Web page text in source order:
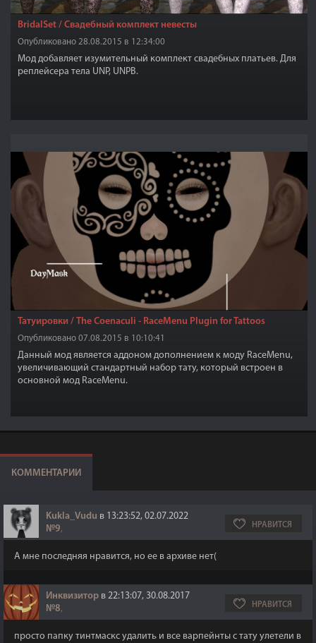
BridalSet / Свадебный комплект невесты
Опубликовано 28.08.2015 в 12:34:00
Мод добавляет изумительный комплект свадебных платьев. Для
реплейсера тела UNP, UNPB.
Татуировки / The Coenaculi - RaceMenu Plugin for Tattoos
Опубликовано 07.08.2015 в 10:10:41
Данный мод является аддоном дополнением к моду RaceMenu,
увеличивающий стандартный набор тату, который встроен в
основной мод RaceMenu.
КОММЕНТАРИИ
Kukla_Vudu в 13:23:52, 02.07.2022
№9, НРАВИТСЯ
А мне последняя нравится, но ее в архиве нет(
Инквизитор в 22:13:07, 30.08.2017
№8, НРАВИТСЯ
просто папку тинтмаскс удалить и все варпейнты с тату улетели в